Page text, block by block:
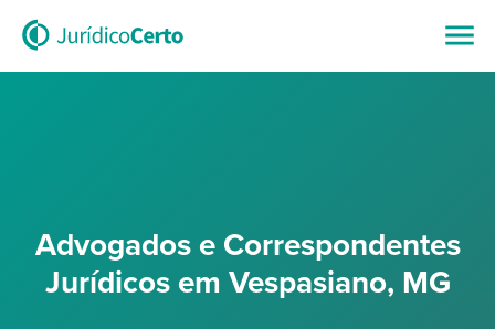
Advogados e Correspondentes
Jurídicos em Vespasiano, MG